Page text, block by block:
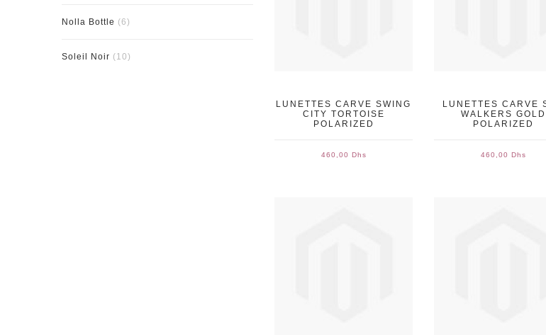
LUNETTES CARVE SWING
CITY TORTOISE
POLARIZED
460,00 Dhs
LUNETTES CARVE
WALKERS GOLD
POLARIZED
460,00 Dhs
Nolla Bottle (6)
Soleil Noir (10)